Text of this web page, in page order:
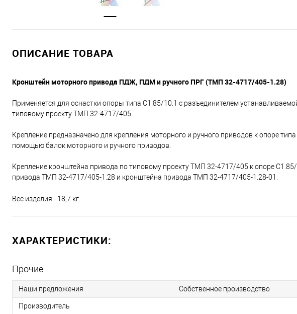
ОПИСАНИЕ ТОВАРА
Кронштейн моторного привода ПДЖ, ПДМ и ручного ПРГ (ТМП 32-4717/405-1.28)
Применяется для оснастки опоры типа С1.85/10.1 с разъединителем
типовому проекту ТМП 32-4717/405.
Крепление предназначено для крепления моторного и ручного приводов к опоре
помощью балок моторного и ручного приводов.
Крепление кронштейна привода по типовому проекту ТМП 32-4717/405 к опоре
привода ТМП 32-4717/405-1.28 и кронштейна привода ТМП 32-4717/405-1.28-01.
Вес изделия - 18,7 кг.
ХАРАКТЕРИСТИКИ:
Прочие
Наши предложения Собственное производство
Производитель